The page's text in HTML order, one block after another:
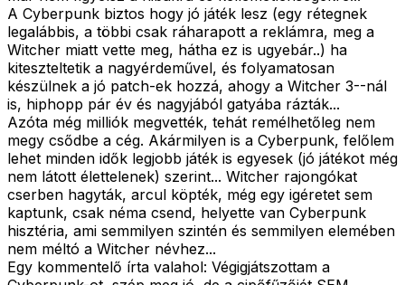
A Cyberpunk biztos hogy jó játék lesz (egy rétegnek
legalábbis, a többi csak ráharapott a reklámra, meg a
Witcher miatt vette meg, hátha ez is ugyebár..) ha
kiteszteltetik a nagyérdeművel, és folyamatosan
készülnek a jó patch-ek hozzá, ahogy a Witcher 3--nál
is, hiphopp pár év és nagyjából gatyába rázták...
Azóta még milliók megvették, tehát remélhetőleg nem
megy csődbe a cég. Akármilyen is a Cyberpunk, felőlem
lehet minden idők legjobb játék is egyesek (jó játékot még
nem látott élettelenek) szerint... Witcher rajongókat
cserben hagyták, arcul köpték, még egy igéretet sem
kaptunk, csak néma csend, helyette van Cyberpunk
hisztéria, ami semmilyen szintén és semmilyen elemében
nem méltó a Witcher névhez...
Egy kommentelő írta valahol: Végigjátszottam a